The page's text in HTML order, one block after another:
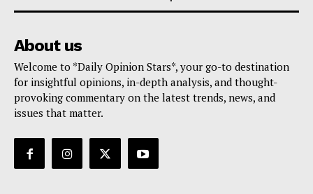
About us
Welcome to *Daily Opinion Stars*, your go-to destination
for insightful opinions, in-depth analysis, and thought-
provoking commentary on the latest trends, news, and
issues that matter.